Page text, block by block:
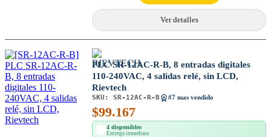
Ver detalles
PLC SR-12AC-R-B, 8 entradas digitales
110-240VAC, 4 salidas relé, sin LCD,
Rievtech
SKU: SR-12AC-R-B #7 mas vendido
$99.167
4 disponibles
Entrega inmediata